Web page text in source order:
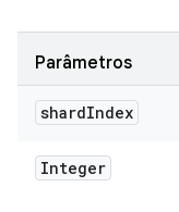
Parâmetros
shardIndex
Integer